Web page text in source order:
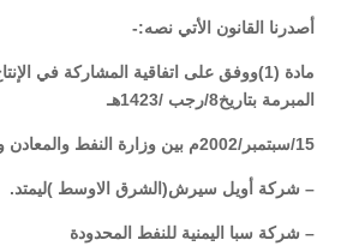
أصدرنا القانون الأتي نصه:-
مادة (1)ووفق على اتفاقية المشاركة في
المبرمة بتاريخ8/رجب /1423هـ
15/سبتمبر/2002م بين وزارة النفط والمعادن وكل من
– شركة أويل سيرش(الشرق الاوسط )ليمتد.
– شركة سبا اليمنية للنفط المحدودة